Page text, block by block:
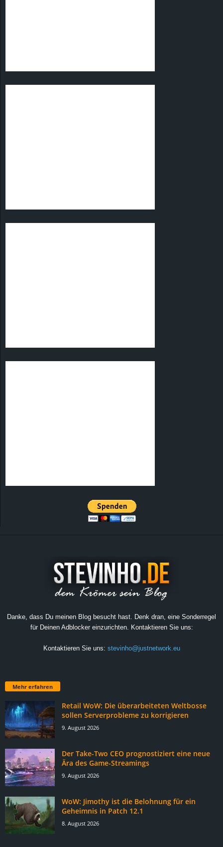
Danke, dass Du meinen Blog besucht hast. Denk dran, eine Sonderregel
für Deinen Adblocker einzurichten. Kontaktieren Sie uns:
Kontaktieren Sie uns: stevinho@justnetwork.eu
Mehr erfahren
Retail WoW: Die überarbeiteten Weltbosse
sollen Serverprobleme zu korrigieren
9. August 2026
Der Take-Two CEO prognostiziert eine neue
Ära des Game-Streamings
9. August 2026
WoW: Jimothy ist die Belohnung für ein
Geheimnis in Patch 12.1
8. August 2026